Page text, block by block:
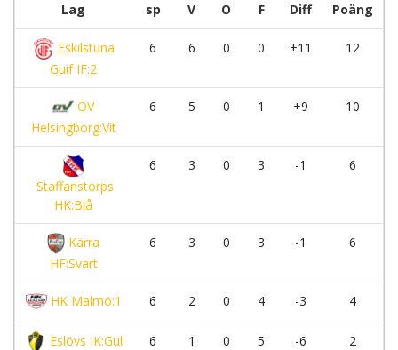
Lag
sp
V O F Diff Poäng
Eskilstuna
Guif IF:2
6 6 0 0 +11 12
OV
Helsingborg:Vit
6 5 0 1 +9 10
Staffanstorps
HK:Blå
6 3 0 3 -1 6
Kärra
HF:Svart
6 3 0 3 -1 6
HK Malmö:1 6 2 0 4 -3 4
Eslövs IK:Gul 6 1 0 5 -6 2